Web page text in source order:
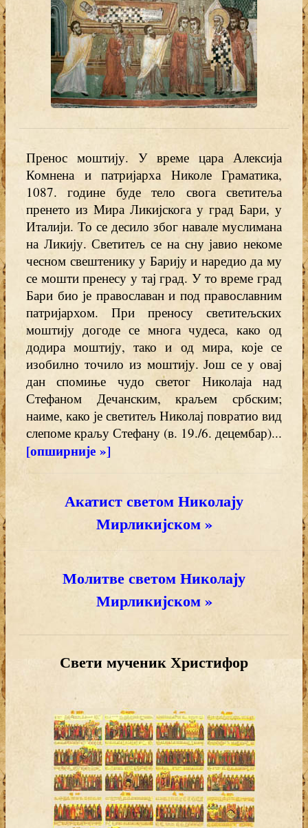
Пренос моштију. У време цара Алексија
Комнена и патријарха Николе Граматика,
1087. године буде тело свога светитеља
пренето из Мира Ликијскога у град Бари, у
Италији. То се десило због навале муслимана
на Ликију. Светитељ се на сну јавио некоме
чесном свештенику у Барију и наредио да му
се мошти пренесу у тај град. У то време град
Бари био је православан и под православним
патријархом. При преносу светитељских
моштију догоде се многа чудеса, како од
додира моштију, тако и од мира, које се
изобилно точило из моштију. Још се у овај
дан спомиње чудо светог Николаја над
Стефаном Дечанским, краљем србским;
наиме, како је светитељ Николај повратио вид
слепоме краљу Стефану (в. 19./6. децембар)...
[опширније »]
Акатист светом Николају
Мирликијском »
Молитве светом Николају
Мирликијском »
Свети мученик Христифор